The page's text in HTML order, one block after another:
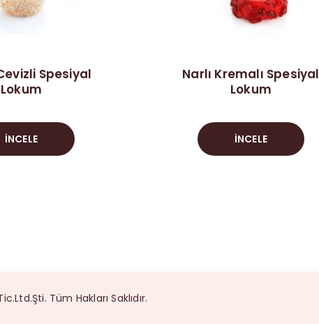
Spesiyal
Lokum
İNCELE
Narlı Kremalı Spesiyal
Lokum
İNCELE
Tüm Hakları Saklıdır.